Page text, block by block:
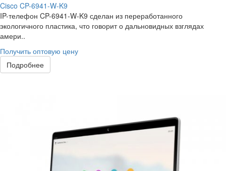
Cisco CP-6941-W-K9
IP-телефон CP-6941-W-K9 сделан из переработанного
экологичного пластика, что говорит о дальновидных взглядах
амери..
Получить оптовую цену
Подробнее